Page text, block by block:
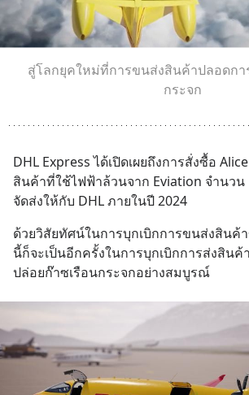
สู่โลกยุคใหม่ที่การขนส่งสินค้าปลอดกา
กระจก
DHL Express ได้เปิดเผยถึงการสั่งซื้อ
สินค้าที่ใช้ไฟฟ้าล้วนจาก Eviation จำนวน
จัดส่งให้กับ DHL ภายในปี 2024
ด้วยวิสัยทัศน์ในการบุกเบิกการขนส่งสินค้
นี้ก็จะเป็นอีกครั้งในการบุกเบิกการส่งสิน
ปล่อยก๊าซเรือนกระจกอย่างสมบูรณ์